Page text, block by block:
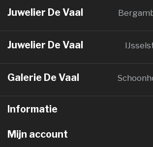
Juwelier De Vaal
Juwelier De Vaal
Galerie De Vaal
Informatie
Mijn account